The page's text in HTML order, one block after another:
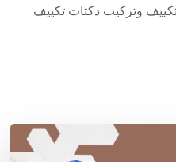
وتركيب دكتات تكييف